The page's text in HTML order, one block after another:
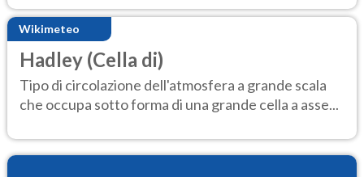
Wikimeteo
Hadley (Cella di)
Tipo di circolazione dell'atmosfera a grande scala
che occupa sotto forma di una grande cella a asse...